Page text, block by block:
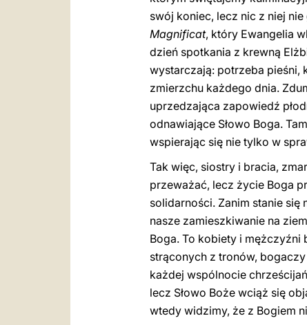
swój koniec, lecz nic z niej
Magnificat, który Ewangelia
dzień spotkania z krewną
wystarczają: potrzeba pieśni,
zmierzchu każdego dnia.
uprzedzająca zapowiedź
odnawiające Słowo Boga.
wspierając się nie tylko w
Tak więc, siostry i bracia,
przeważać, lecz życie Boga
solidarności. Zanim stanie się
nasze zamieszkiwanie na
Boga. To kobiety i mężczyźni
strąconych z tronów,
każdej wspólnocie
lecz Słowo Boże wciąż się
wtedy widzimy, że z Bogiem